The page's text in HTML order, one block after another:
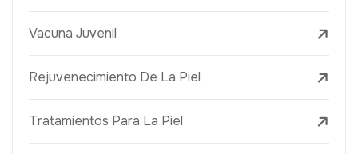
Vacuna Juvenil
Rejuvenecimiento De La Piel
Tratamientos Para La Piel